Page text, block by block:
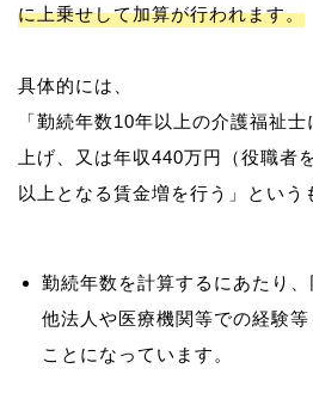
に上乗せして加算が行われます。
具体的には、
「勤続年数10年以上の介護福祉
上げ、又は年収440万円（役職者
勤続年数を計算するにあたり、
他法人や医療機関等での経験
ことになっています。